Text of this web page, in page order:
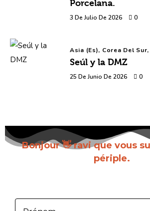
Porcelana.
3 De Julio De 2026 0
Asia (es), Corea Del Sur,
Seúl y la DMZ
25 De Junio De 2026 0
Bonjour 👋 ravi que vous
périple.